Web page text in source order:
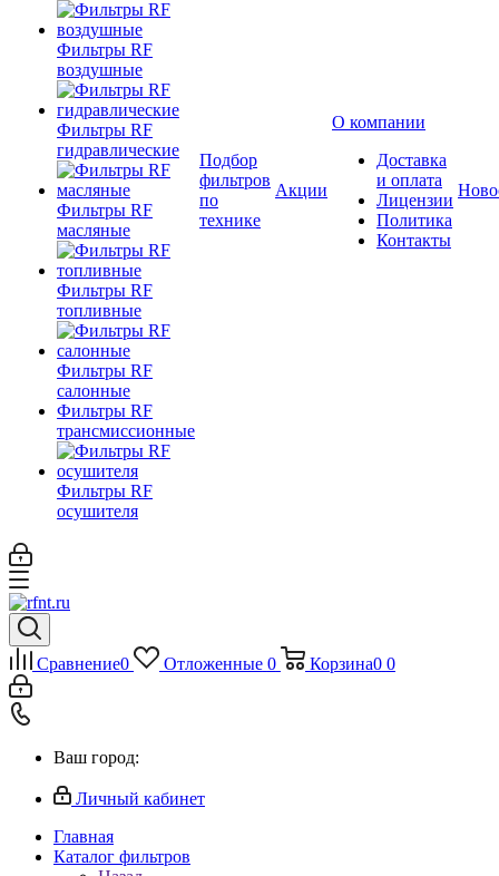
Фильтры RF
воздушные
Фильтры RF
гидравлические
Фильтры RF
масляные
Фильтры RF
топливные
Фильтры RF
салонные
Фильтры RF
трансмиссионные
Фильтры RF
осушителя
Подбор
фильтров
по
технике
Акции
О компании
Доставка
и оплата
Лицензии
Политика
Контакты
Сравнение0 Отложенные 0 Корзина0 0
Ваш город:
Личный кабинет
Главная
Каталог фильтров